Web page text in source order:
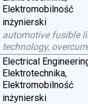
Elektromobilność
inżynierski
automotive fusible
technology,
Electrical
Elektrotechnika,
Elektromobilność
inżynierski